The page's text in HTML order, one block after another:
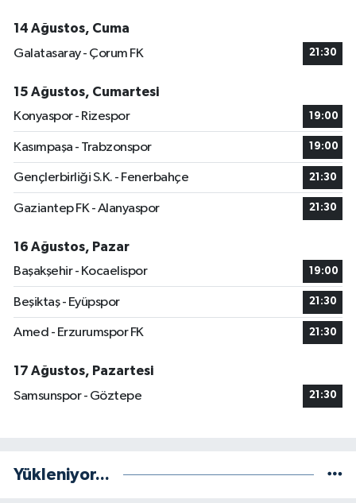
14 Ağustos, Cuma
Galatasaray - Çorum FK
21:30
15 Ağustos, Cumartesi
Konyaspor - Rizespor
19:00
Kasımpaşa - Trabzonspor 19:00
Gençlerbirliği S.K. - Fenerbahçe 21:30
Gaziantep FK - Alanyaspor 21:30
16 Ağustos, Pazar
Başakşehir - Kocaelispor
19:00
Beşiktaş - Eyüpspor 21:30
Amed - Erzurumspor FK 21:30
17 Ağustos, Pazartesi
Samsunspor - Göztepe
21:30
Yükleniyor...